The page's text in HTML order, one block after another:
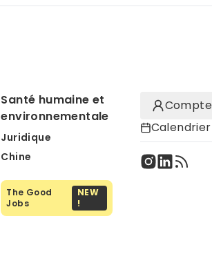
Santé humaine et
environnementale
Juridique
Chine
The Good
Jobs
NEW
!
Compte
Calendrier